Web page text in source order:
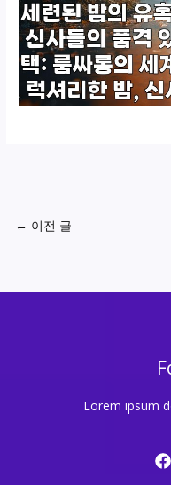
← 이전 글
Lorem ipsum